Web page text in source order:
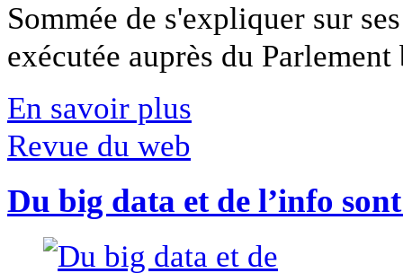
Sommée de s'expliquer sur
exécutée auprès du
En savoir plus
Revue du web
Du big data et de l’info